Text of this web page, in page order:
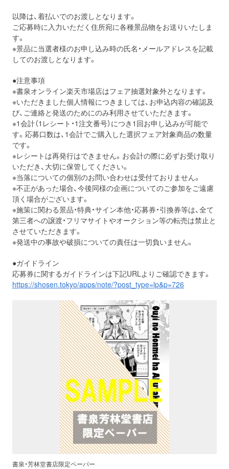
以降は、着払いでのお渡しとなります。
ご応募時に入力いただく住所宛に各種景品物をお送りいたしま
す。
※景品に当選者様のお申し込み時の氏名・メールアドレスを記載
してのお渡しとなります。
●注意事項
※書泉オンライン楽天市場店はフェア抽選対象外となります。
※いただきました個人情報につきましては、お申込内容の確認及
び、ご連絡と発送のためにのみ利用させていただきます。
※1会計（1レシート・1注文番号）につき1回お申し込みが可能で
す。応募口数は、1会計でご購入した選択フェア対象商品の数量
です。
※レシートは再発行はできません。お会計の際に必ずお受け取り
いただき、大切に保管してください。
※当落についての個別のお問い合わせは受付ておりません。
※不正があった場合、今後同様の企画についてのご参加をご遠慮
頂く場合がございます。
※施策に関わる景品・特典・サイン本他・応募券・引換券等は、全て
第三者への譲渡・フリマサイトやオークション等の転売は禁止と
させていただきます。
※発送中の事故や破損についての責任は一切負いません。
●ガイドライン
応募券に関するガイドラインは下記URLよりご確認できます。
https://shosen.tokyo/apps/note/?post_type=lp&p=726
書泉・芳林堂書店限定ペーパー